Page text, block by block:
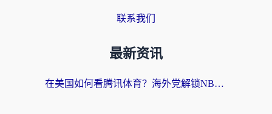
联系我们
最新资讯
在美国如何看腾讯体育？海外党解锁NBA欧洲杯直播的终极攻略